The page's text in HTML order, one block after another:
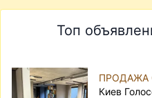
Топ
ПРОДАЖА
Киев